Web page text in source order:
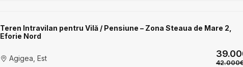
Teren Intravilan pentru Vilă / Pensiune – Zona Steaua de Mare 2,
Eforie Nord
Agigea, Est